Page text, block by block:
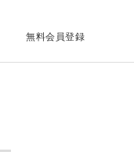
無料会員登録